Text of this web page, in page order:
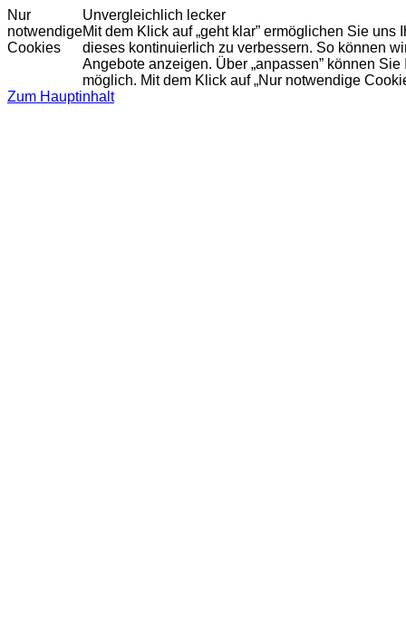
Nur
notwendige
Cookies
Unvergleichlich lecker
Mit dem Klick auf „geht klar” ermöglichen Sie
dieses kontinuierlich zu verbessern. So können
Angebote anzeigen. Über „anpassen” können
möglich. Mit dem Klick auf „Nur notwendige
Zum Hauptinhalt